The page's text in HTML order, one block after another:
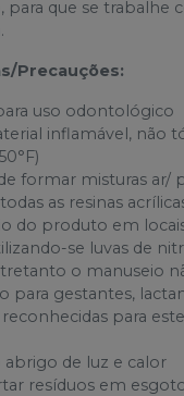
para que se trabalhe
Precauções:
uso odontológico
inflamável, não
formar misturas ar/
as resinas
do produto em
se luvas de
o manuseio
para gestantes,
para
abrigo de luz e calor
resíduos em